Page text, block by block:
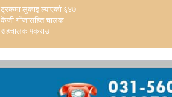
ट्रकमा लुकाइ ल्याएको ६४७
केजी गाँजासहित चालक–
सहचालक पक्राउ